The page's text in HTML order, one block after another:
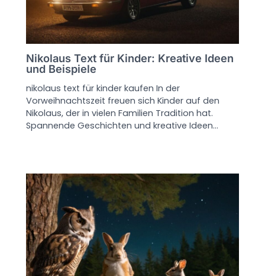
Nikolaus Text für Kinder: Kreative Ideen
und Beispiele
nikolaus text für kinder kaufen In der
Vorweihnachtszeit freuen sich Kinder auf den
Nikolaus, der in vielen Familien Tradition hat.
Spannende Geschichten und kreative Ideen…